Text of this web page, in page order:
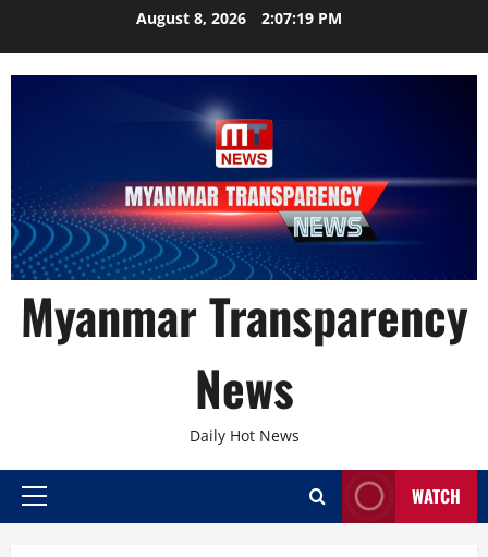
August 8, 2026 2:07:20 PM
Myanmar Transparency
News
Daily Hot News
Primary
WATCH